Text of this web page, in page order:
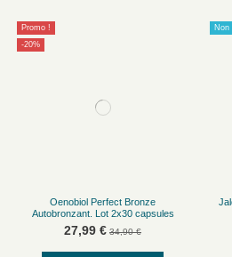
Promo !
-20%
Oenobiol Perfect Bronze
Autobronzant. Lot 2x30 capsules
27,99 € 34,90 €
Non